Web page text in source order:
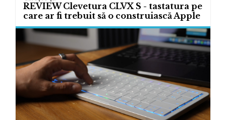
REVIEW Clevetura CLVX S - tastatura pe
care ar fi trebuit să o construiască Apple